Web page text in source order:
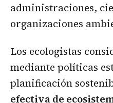
administraciones,
organizaciones
Los ecologistas
mediante políticas
planificación
efectiva de